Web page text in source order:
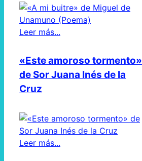
Leer más...
«Este amoroso tormento»
de Sor Juana Inés de la
Cruz
Leer más...